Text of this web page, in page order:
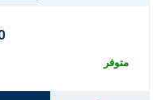
متوفر